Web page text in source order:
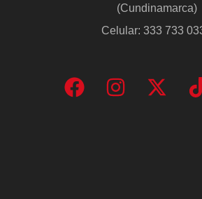
(Cundinamarca)
Celular: 333 733